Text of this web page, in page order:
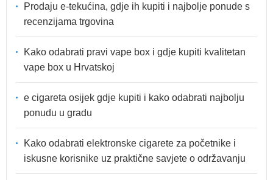
Prodaju e-tekućina, gdje ih kupiti i najbolje ponude s
recenzijama trgovina
Kako odabrati pravi vape box i gdje kupiti kvalitetan
vape box u Hrvatskoj
e cigareta osijek gdje kupiti i kako odabrati najbolju
ponudu u gradu
Kako odabrati elektronske cigarete za početnike i
iskusne korisnike uz praktične savjete o održavanju